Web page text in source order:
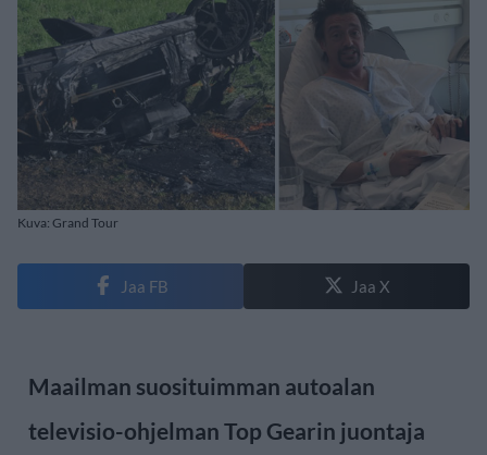
Kuva: Grand Tour
Jaa FB Jaa X
Maailman suosituimman autoalan
televisio-ohjelman Top Gearin juontaja